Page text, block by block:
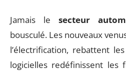
Jamais le secteur
bousculé. Les nouveaux
l’électrification, rebattent
logicielles redéfinissent les